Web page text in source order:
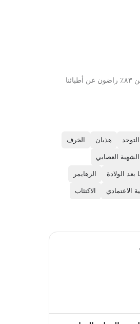
هذيان الخرف
العصابي
بعد الولادة الزهايمر
الاعتمادي الاكتئاب